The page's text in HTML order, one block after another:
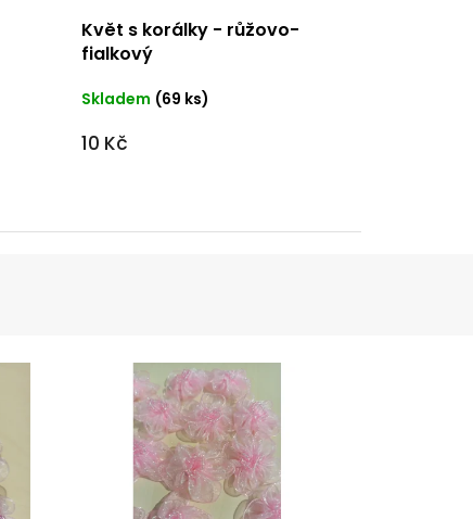
Květ s korálky - růžovo-
fialkový
Skladem (69 ks)
10 Kč